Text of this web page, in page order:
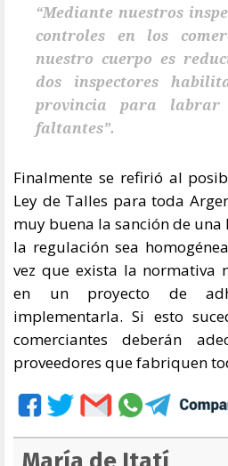
“Mediante nuestros
controles en los
nuestro cuerpo es
dos inspectores
provincia para
faltantes”.
Finalmente se refirió al
Ley de Talles para toda
muy buena la sanción de
la regulación sea
vez que exista la normativa
en un proyecto de
implementarla. Si esto
comerciantes deberán
proveedores que fabriquen